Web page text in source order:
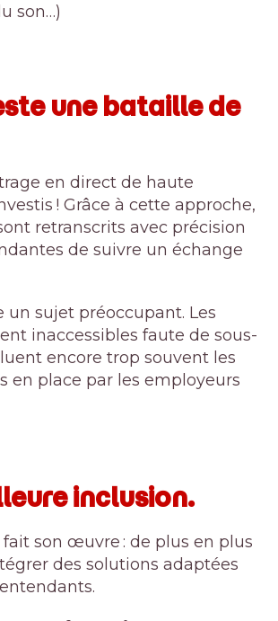
son…)
une bataille de
en direct de haute
! Grâce à cette approche,
retranscrits avec précision
de suivre un échange
un sujet préoccupant. Les
inaccessibles faute de sous-
encore trop souvent les
en place par les employeurs
inclusion.
son œuvre : de plus en plus
des solutions adaptées